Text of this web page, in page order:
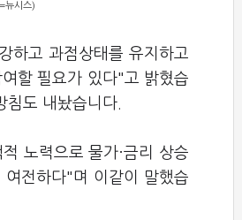
뉴시스)
하고 과점상태를 유지하고
할 필요가 있다"고 밝혔습
도 내놨습니다.
노력으로 물가·금리 상승
전하다"며 이같이 말했습